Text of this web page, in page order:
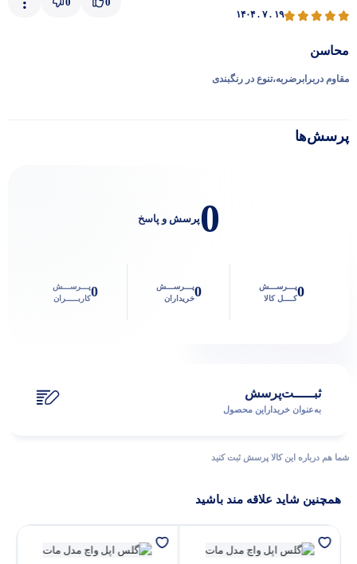
۱۴۰۴ . ۷ . ۱۹
محاسن
مقاوم دربرابرضربه،تنوع در رنگبندی
پرسش‌ها
0پرسش و پاسخ
0پـــرســـش
کــــل کالا
0پـــرســـش
خریداران
0پـــرســـش
کاربـــــران
ثبـــــت‌پرسش
به‌عنوان ‌خریدار‌این‌ محصول
شما هم درباره این کالا پرسش ثبت کنید
همچنین شاید علاقه مند باشید